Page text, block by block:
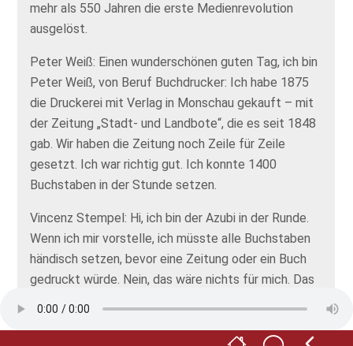
mehr als 550 Jahren die erste Medienrevolution
ausgelöst.
Peter Weiß: Einen wunderschönen guten Tag, ich bin
Peter Weiß, von Beruf Buchdrucker: Ich habe 1875
die Druckerei mit Verlag in Monschau gekauft – mit
der Zeitung „Stadt- und Landbote“, die es seit 1848
gab. Wir haben die Zeitung noch Zeile für Zeile
gesetzt. Ich war richtig gut. Ich konnte 1400
Buchstaben in der Stunde setzen.
Vincenz Stempel: Hi, ich bin der Azubi in der Runde.
Wenn ich mir vorstelle, ich müsste alle Buchstaben
händisch setzen, bevor eine Zeitung oder ein Buch
gedruckt würde. Nein, das wäre nichts für mich. Das
Wir arbeiten natürlich mit digitaler Technik. Wir